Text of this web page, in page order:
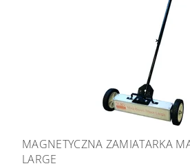
MAGNETYCZNA ZAMIATARKA
LARGE